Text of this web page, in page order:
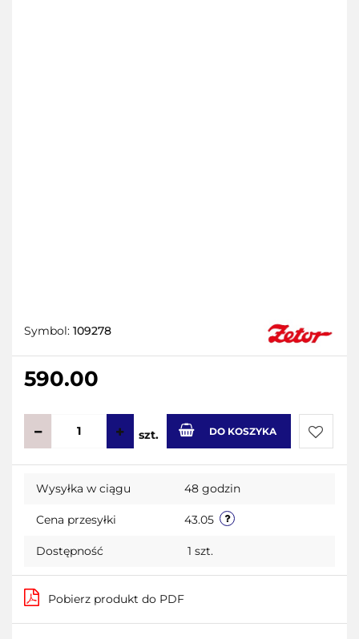
Symbol: 109278
590.00
szt. DO KOSZYKA
Do
Wysyłka w ciągu 48 godzin
Cena przesyłki 43.05
Dostępność 1 szt.
Pobierz produkt do PDF